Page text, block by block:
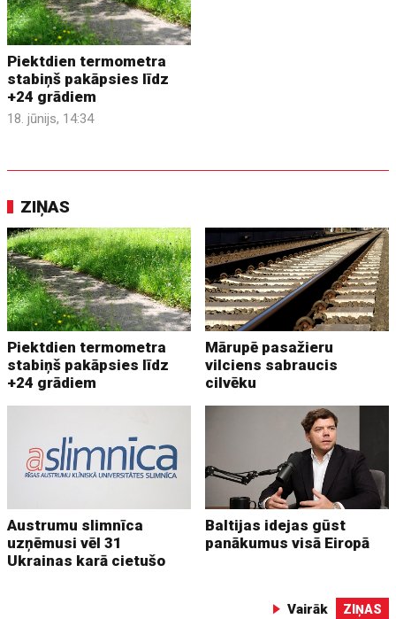
Piektdien termometra
stabiņš pakāpsies līdz
+24 grādiem
18. jūnijs, 14:34
ZIŅAS
Piektdien termometra
stabiņš pakāpsies līdz
+24 grādiem
Mārupē pasažieru
vilciens sabraucis
cilvēku
Austrumu slimnīca
uzņēmusi vēl 31
Ukrainas karā cietušo
Baltijas idejas gūst
panākumus visā Eiropā
Vairāk ZIŅAS